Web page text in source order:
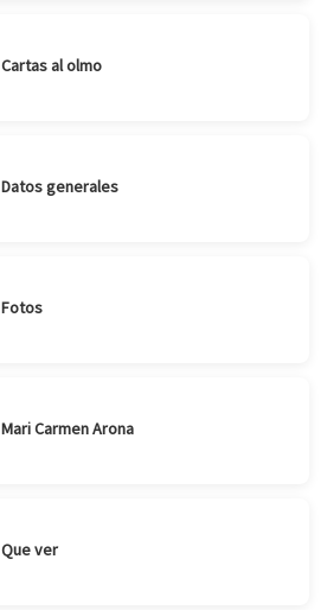
Cartas al olmo
Datos generales
Fotos
Mari Carmen Arona
Que ver